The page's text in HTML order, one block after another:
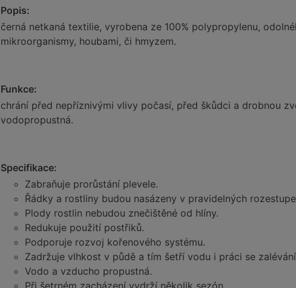
Popis:
černá netkaná textilie, vyrobena ze 100% polypropylenu,
mikroorganismy, houbami, či hmyzem.
Funkce:
chrání před nepříznivými vlivy počasí, před škůdci a drobnou
vodopropustná.
Specifikace:
Zabraňuje prorůstání plevele.
Řádky a rostliny budou nasázeny v pravidelných
Plody rostlin nebudou znečištěné od hlíny.
Redukuje použití postřiků.
Podporuje rozvoj kořenového systému.
Zadržuje vlhkost v půdě a tím šetří vodu i práci se
Vodo a vzducho propustná.